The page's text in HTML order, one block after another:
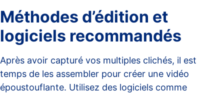
Méthodes d’édition et
logiciels recommandés
Après avoir capturé vos multiples clichés, il est
temps de les assembler pour créer une vidéo
époustouflante. Utilisez des logiciels comme